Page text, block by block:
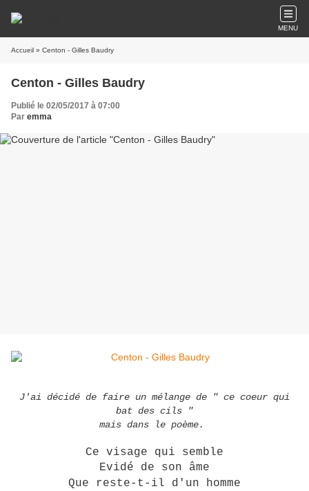
MENU
Accueil » Centon - Gilles Baudry
Centon - Gilles Baudry
Publié le 02/05/2017 à 07:00
Par emma
J'ai décidé de faire un mélange de " ce coeur qui
bat des cils "
mais dans le poème.
Ce visage qui semble
Evidé de son âme
Que reste-t-il d'un homme